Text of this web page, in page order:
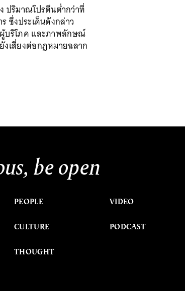
ปริมาณโปรตีนต่ำกว่าที่
ซึ่งประเด็นดังกล่าว
บริโภค และภาพลักษณ์
เสี่ยงต่อกฎหมายฉลาก
be open
PEOPLE
CULTURE
THOUGHT
VIDEO
PODCAST